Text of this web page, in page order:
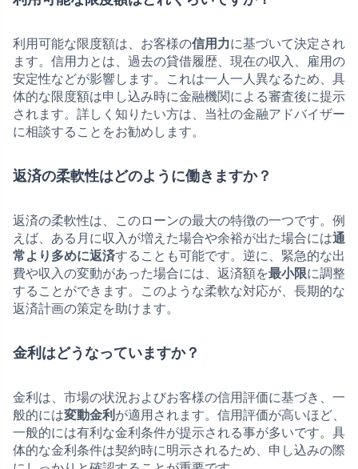
利用可能な限度額は、お客様の信用力に基づいて決定され
ます。信用力とは、過去の貸借履歴、現在の収入、雇用の
安定性などが影響します。これは一人一人異なるため、具
体的な限度額は申し込み時に金融機関による審査後に提示
されます。詳しく知りたい方は、当社の金融アドバイザー
に相談することをお勧めします。
返済の柔軟性はどのように働きますか？
返済の柔軟性は、このローンの最大の特徴の一つです。例
えば、ある月に収入が増えた場合や余裕が出た場合には通
常より多めに返済することも可能です。逆に、緊急的な出
費や収入の変動があった場合には、返済額を最小限に調整
することができます。このような柔軟な対応が、長期的な
返済計画の策定を助けます。
金利はどうなっていますか？
金利は、市場の状況およびお客様の信用評価に基づき、一
般的には変動金利 が適用されます。信用評価が高いほど、
一般的には有利な金利条件が提示される事が多いです。具
体的な金利条件は契約時に明示されるため、申し込みの際